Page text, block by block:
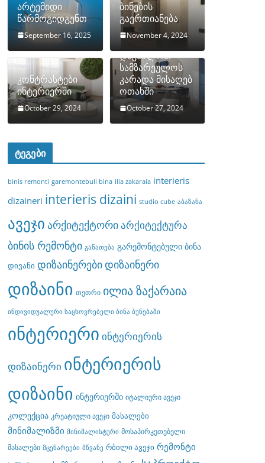
არტემიდი
წარმოგიდგენთ
September 16, 2025
ბინების
გაერთიანება
November 4, 2024
კონტრასტები
ინტერიერში
October 29, 2024
როგორ
დავმალოთ
სამზარეულოს
კარადა მისაღებ
ოთახში
October 27, 2024
ტეგები
binis remonti garemontebuli bina ilia zakaraia interieris
dizaineri interieris dizaini studio cube აბაზანა
ავეჯი არქიტექტორიარქიტექტურა
ბინის რემონტი განათება გარემონტებული ბინა
დივანი დიზაინერებიდიზაინერი
დიზაინი თეთრი ილია ზაქარაია
ინდივიდუალური საცხოვრებელი ბინა ბუნებაში
ინტერიერი ინტერიერის
დიზაინერი ინტერიერის
დიზაინი ინტერიერში იტალიური ავეჯი
კოლექცია კრეატიული ავეჯი მასალები
მინიმალიზმი მინიმალისტური მოსაპირკეთებელი
მასალები მცენარეები მწვანე რბილი ავეჯი რემონტი